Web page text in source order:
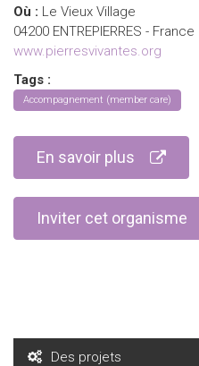
Où : Le Vieux Village
04200 ENTREPIERRES - France
www.pierresvivantes.org
Tags :
Accompagnement (member care)
En savoir plus
Inviter cet organisme
Des projets